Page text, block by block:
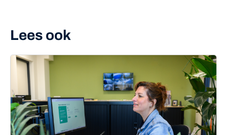
Lees ook